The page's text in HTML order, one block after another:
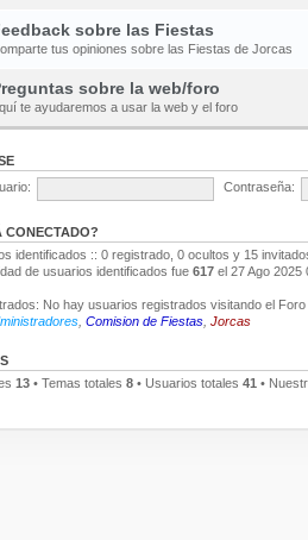
sobre las Fiestas
tus opiniones sobre las Fiestas de Jorcas
sobre la web/foro
te ayudaremos a usar la web y el foro
Contraseña:
CONECTADO?
identificados :: 0 registrado, 0 ocultos y 15
de usuarios identificados fue 617 el 27 Ago 2025
No hay usuarios registrados visitando el Foro
Comision de Fiestas Jorcas
13 • Temas totales 8 • Usuarios totales 41 •